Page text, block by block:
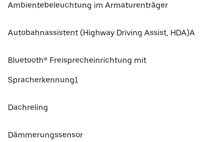
Ambientebeleuchtung im Armaturenträger
Autobahnassistent (Highway Driving Assist, HDA)A
Bluetooth® Freisprecheinrichtung mit
Spracherkennung1
Dachreling
Dämmerungssensor